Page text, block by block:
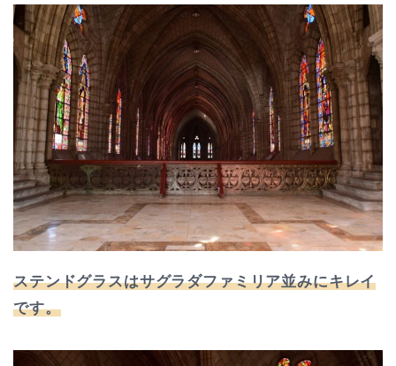
ステンドグラスはサグラダファミリア並みにキレイ
です。